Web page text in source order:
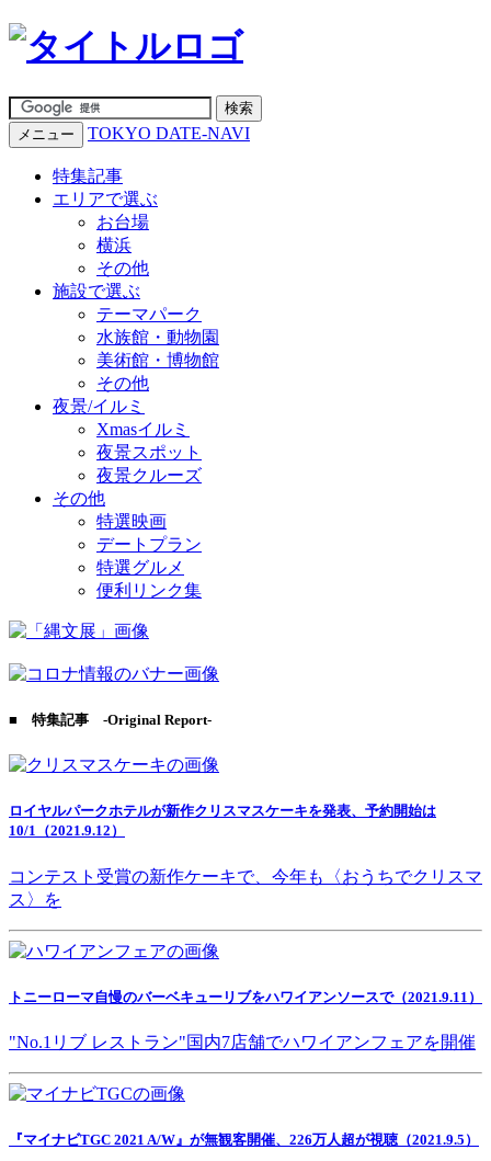
メニュー TOKYO DATE-NAVI
特集記事
エリアで選ぶ
お台場
横浜
その他
施設で選ぶ
テーマパーク
水族館・動物園
美術館・博物館
その他
夜景/イルミ
Xmasイルミ
夜景スポット
夜景クルーズ
その他
特選映画
デートプラン
特選グルメ
便利リンク集
■ 特集記事 -Original Report-
ロイヤルパークホテルが新作クリスマスケーキを発表、予約開始は
10/1（2021.9.12）
コンテスト受賞の新作ケーキで、今年も〈おうちでクリスマ
ス〉を
トニーローマ自慢のバーベキューリブをハワイアンソースで（2021.9.11）
"No.1リブ レストラン"国内7店舗でハワイアンフェアを開催
『マイナビTGC 2021 A/W』が無観客開催、226万人超が視聴（2021.9.5）